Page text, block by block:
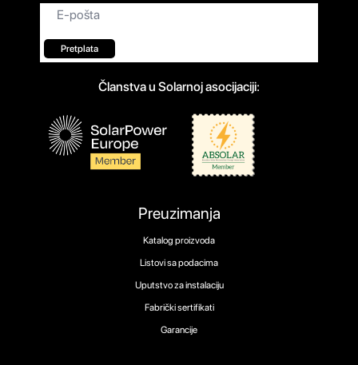
Preuzimanja
Katalog proizvoda
Listovi sa podacima
Uputstvo za instalaciju
Fabrički sertifikati
Garancije
Email
Pretplata
Članstva u Solarnoj asocijaciji: